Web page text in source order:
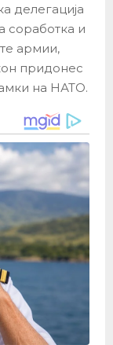
делегација
соработка и
армии,
придонес
на НАТО.